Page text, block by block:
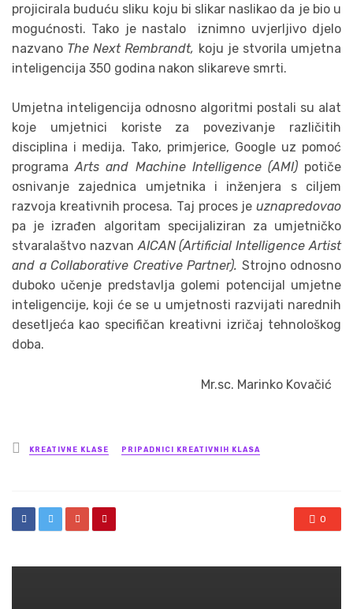
projicirala buduću sliku koju bi slikar naslikao da je bio u
mogućnosti. Tako je nastalo iznimno uvjerljivo djelo
nazvano The Next Rembrandt, koju je stvorila umjetna
inteligencija 350 godina nakon slikareve smrti.
Umjetna inteligencija odnosno algoritmi postali su alat
koje umjetnici koriste za povezivanje različitih
disciplina i medija. Tako, primjerice, Google uz pomoć
programaArts and Machine Intelligence (AMI) potiče
osnivanje zajednica umjetnika i inženjera s ciljem
razvoja kreativnih procesa. Taj proces je uznapredovao
pa je izrađen algoritam specijaliziran za umjetničko
stvaralaštvo nazvan AICAN (Artificial Intelligence Artist
and a Collaborative Creative Partner). Strojno odnosno
duboko učenje predstavlja golemi potencijal umjetne
inteligencije, koji će se u umjetnosti razvijati narednih
desetljeća kao specifičan kreativni izričaj tehnološkog
doba.
Mr.sc. Marinko Kovačić
Posted
in
KREATIVNE KLASE PRIPADNICI KREATIVNIH KLASA
0